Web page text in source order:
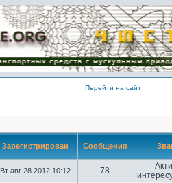
Перейти на сайт
Зарегистрирован Сообщения
Вт авг 28 2012 10:12 78